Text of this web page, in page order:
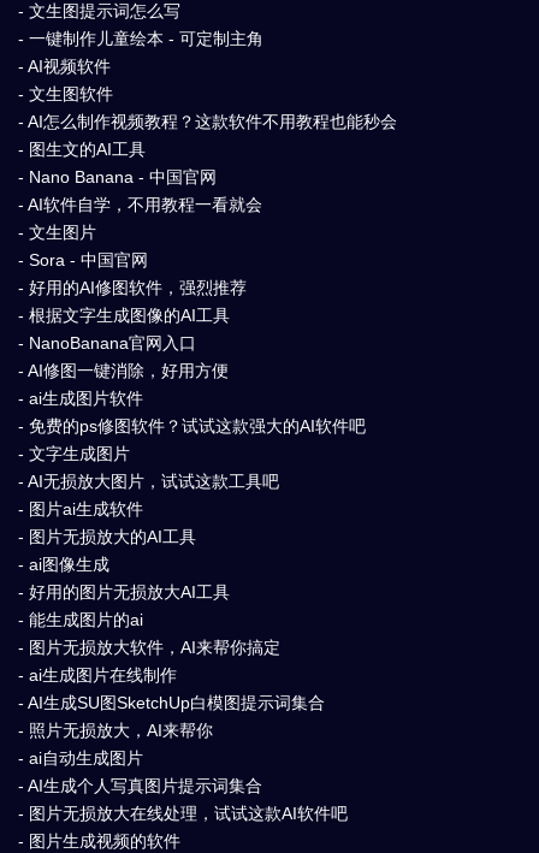
- 文生图提示词怎么写
- 一键制作儿童绘本 - 可定制主角
- AI视频软件
- 文生图软件
- AI怎么制作视频教程？这款软件不用教程也能秒会
- 图生文的AI工具
- Nano Banana - 中国官网
- AI软件自学，不用教程一看就会
- 文生图片
- Sora - 中国官网
- 好用的AI修图软件，强烈推荐
- 根据文字生成图像的AI工具
- NanoBanana官网入口
- AI修图一键消除，好用方便
- ai生成图片软件
- 免费的ps修图软件？试试这款强大的AI软件吧
- 文字生成图片
- AI无损放大图片，试试这款工具吧
- 图片ai生成软件
- 图片无损放大的AI工具
- ai图像生成
- 好用的图片无损放大AI工具
- 能生成图片的ai
- 图片无损放大软件，AI来帮你搞定
- ai生成图片在线制作
- AI生成SU图SketchUp白模图提示词集合
- 照片无损放大，AI来帮你
- ai自动生成图片
- AI生成个人写真图片提示词集合
- 图片无损放大在线处理，试试这款AI软件吧
- 图片生成视频的软件